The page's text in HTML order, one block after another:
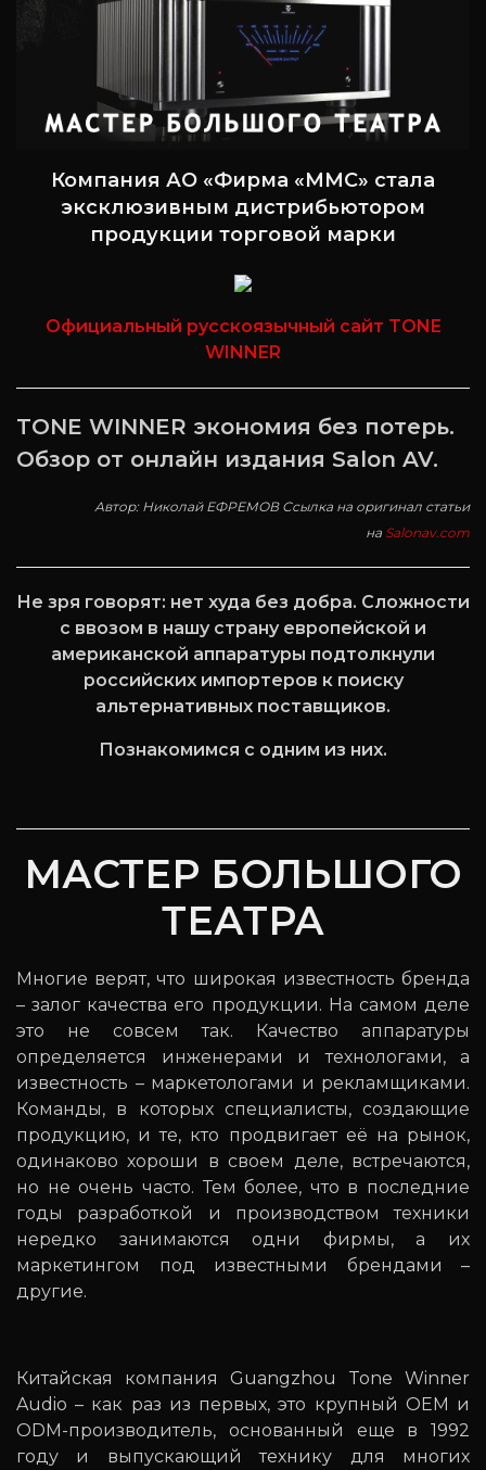
Компания АО «Фирма «ММС» стала
эксклюзивным дистрибьютором
продукции торговой марки
Официальный русскоязычный сайт TONE
WINNER
TONE WINNER экономия без потерь.
Обзор от онлайн издания Salon AV.
Автор: Николай ЕФРЕМОВ Ссылка на оригинал статьи
на Salonav.com
Не зря говорят: нет худа без добра. Сложности
с ввозом в нашу страну европейской и
американской аппаратуры подтолкнули
российских импортеров к поиску
альтернативных поставщиков.
Познакомимся с одним из них.
МАСТЕР БОЛЬШОГО
ТЕАТРА
Многие верят, что широкая известность бренда
– залог качества его продукции. На самом деле
это не совсем так. Качество аппаратуры
определяется инженерами и технологами, а
известность – маркетологами и рекламщиками.
Команды, в которых специалисты, создающие
продукцию, и те, кто продвигает её на рынок,
одинаково хороши в своем деле, встречаются,
но не очень часто. Тем более, что в последние
годы разработкой и производством техники
нередко занимаются одни фирмы, а их
маркетингом под известными брендами –
другие.
Китайская компания Guangzhou Tone Winner
Audio – как раз из первых, это крупный OEM и
ODM-производитель, основанный еще в 1992
году и выпускающий технику для многих